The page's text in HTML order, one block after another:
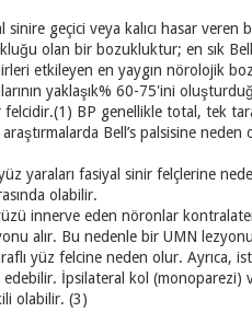
sinire geçici veya kalıcı hasar
olan bir bozukluktur; en sık
etkileyen en yaygın nörolojik
yaklaşık% 60-75'ini
BP genellikle total, tek
Bell’s palsisine
yaraları fasiyal sinir felçlerine
olabilir.
innerve eden nöronlar
alır. Bu nedenle bir UMN
yüz felcine neden olur. Ayrıca,
İpsilateral kol (monoparezi)
olabilir. (3)